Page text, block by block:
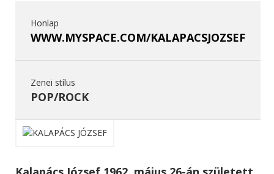
Honlap
WWW.MYSPACE.COM/KALAPACSJOZSEF
Zenei stílus
POP/ROCK